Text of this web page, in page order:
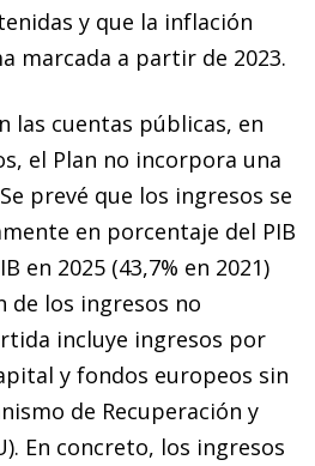
y que la inflación
marcada a partir de 2023.
las cuentas públicas, en
el Plan no incorpora una
prevé que los ingresos se
en porcentaje del PIB
en 2025 (43,7% en 2021)
de los ingresos no
incluye ingresos por
y fondos europeos sin
de Recuperación y
En concreto, los ingresos